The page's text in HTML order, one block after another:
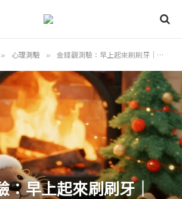
» 心理測驗 » 金錢觀測驗：早上起來刷刷牙｜一題看透你的金錢性格
：早上起來刷刷牙｜